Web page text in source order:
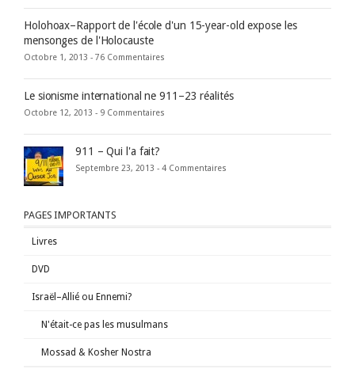
Holohoax–Rapport de l'école d'un 15-year-old expose les
mensonges de l'Holocauste
Octobre 1, 2013 - 76 Commentaires
Le sionisme international ne 911–23 réalités
Octobre 12, 2013 - 9 Commentaires
911 – Qui l'a fait?
Septembre 23, 2013 - 4 Commentaires
PAGES IMPORTANTS
Livres
DVD
Israël–Allié ou Ennemi?
N'était-ce pas les musulmans
Mossad & Kosher Nostra